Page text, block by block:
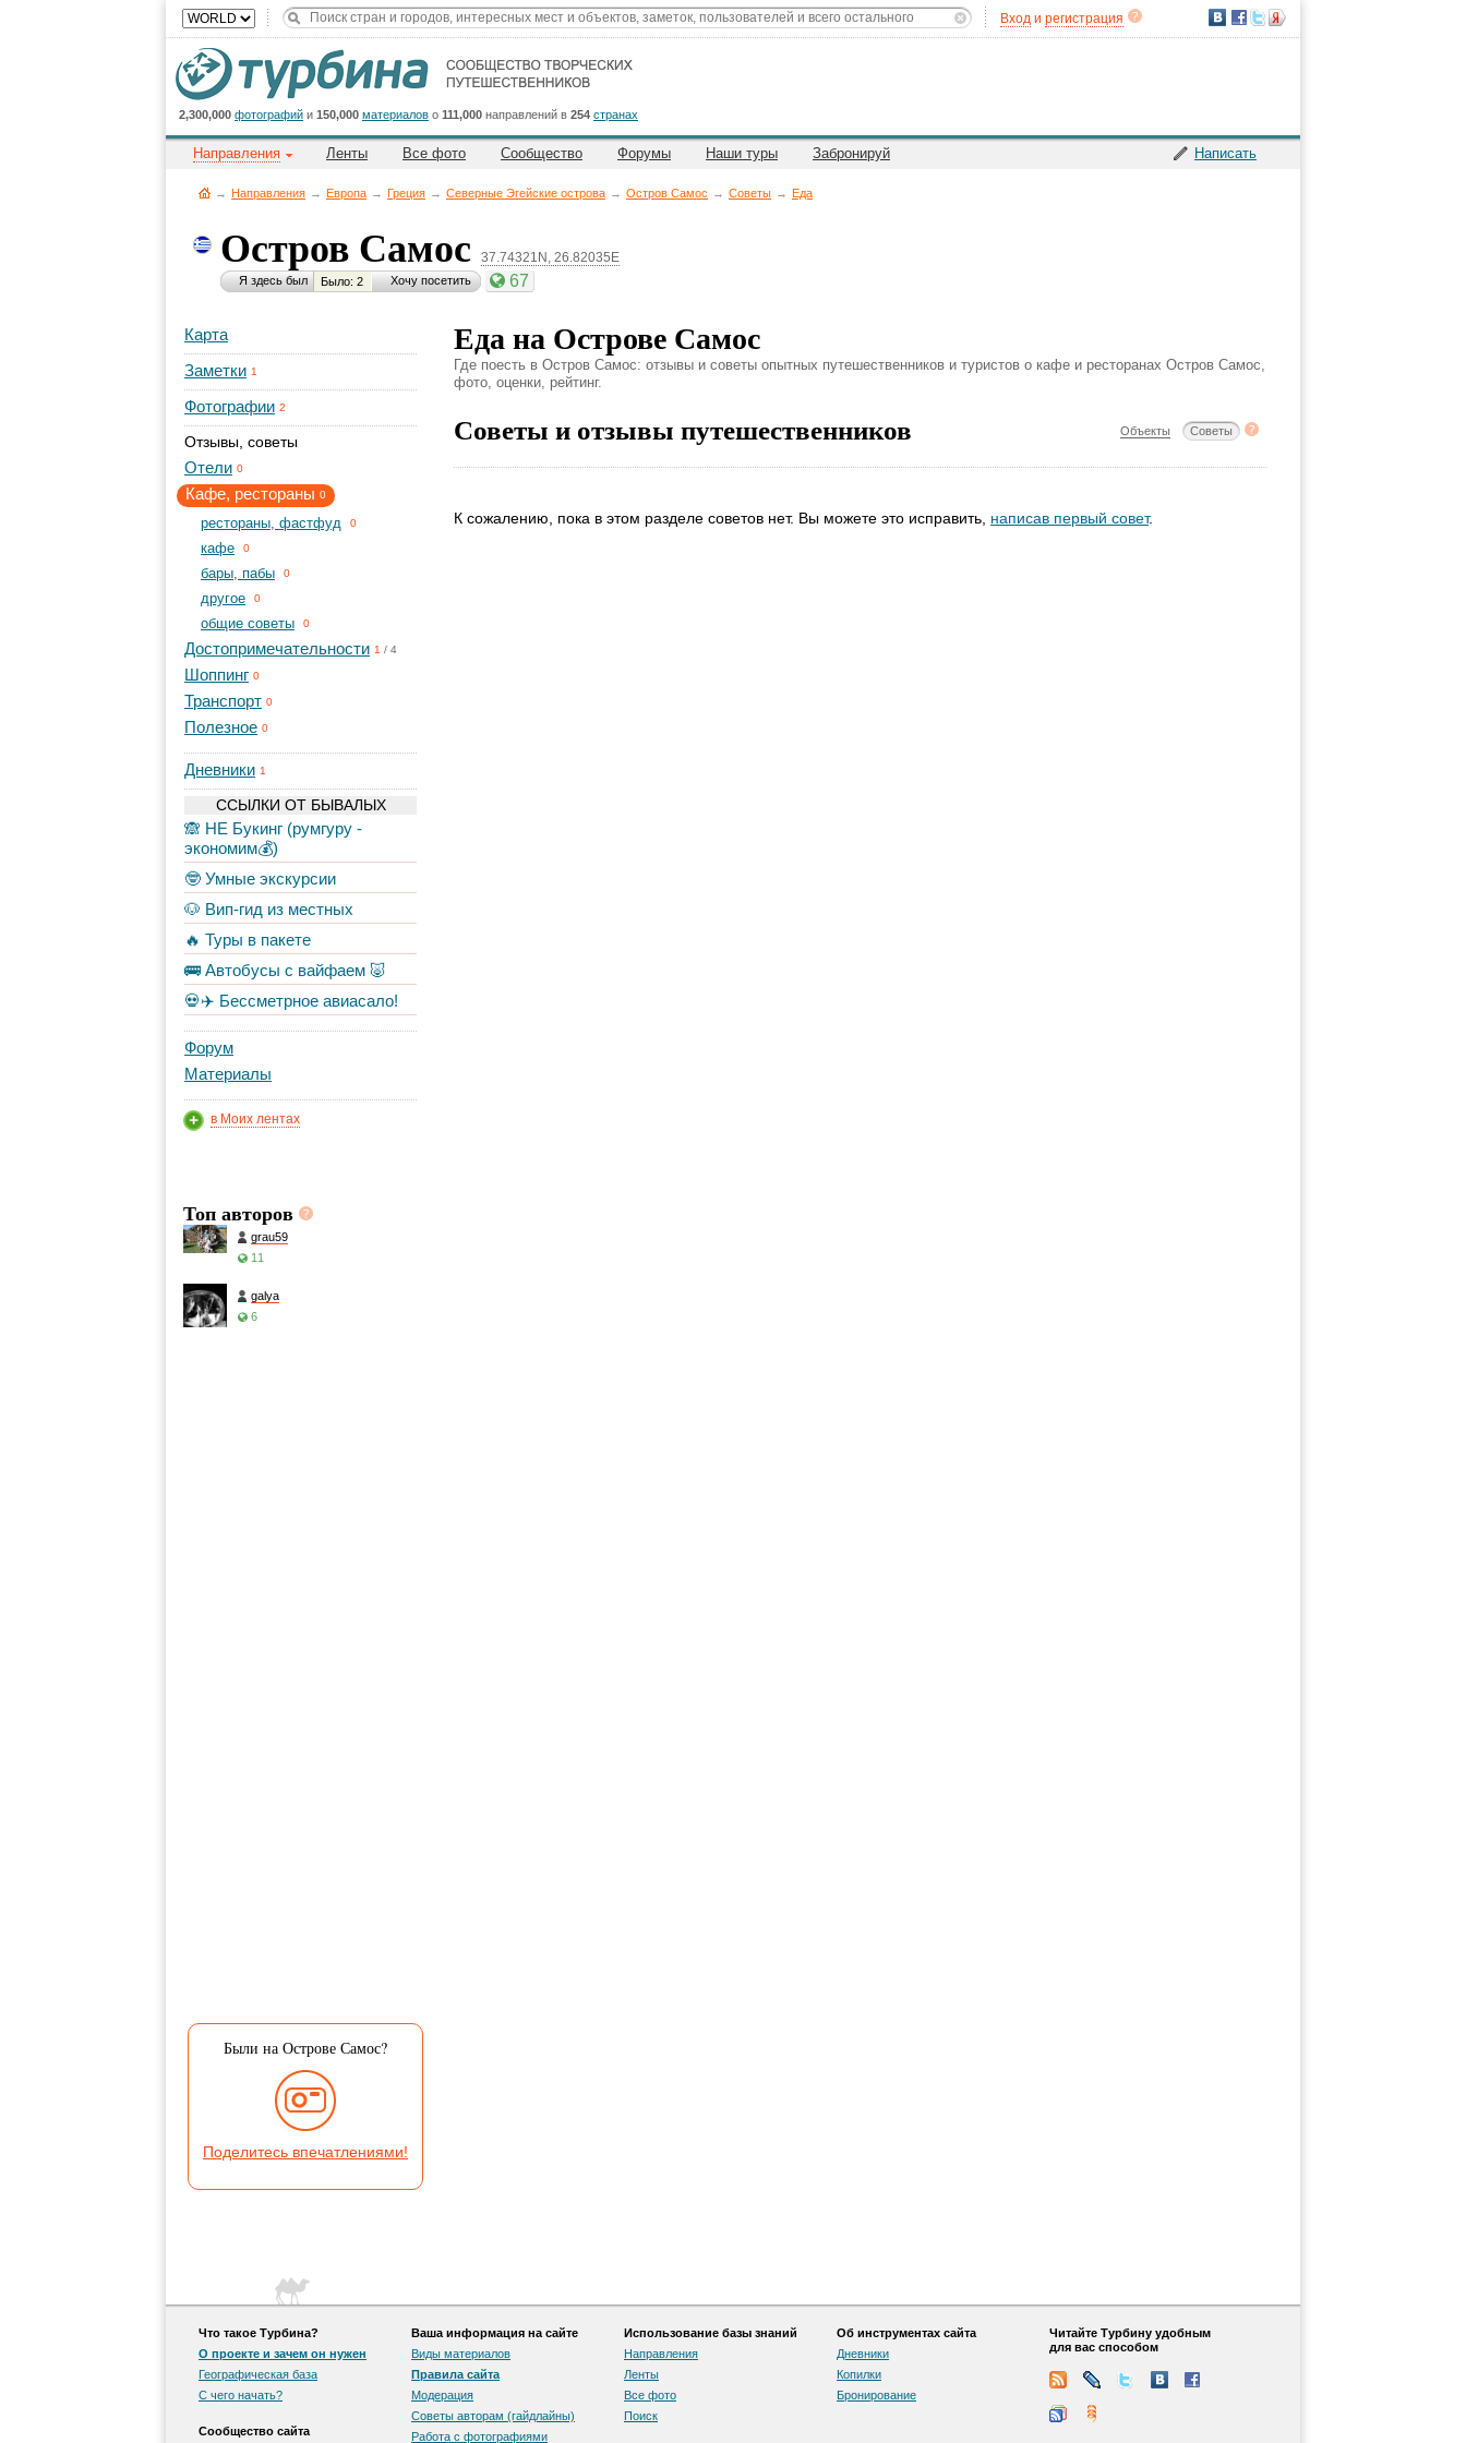
Вход и регистрация
2,300,000 фотографий и 150,000 материалов о 111,000 направлений в 254 странах
Написать
Направления Ленты Все фото Сообщество Форумы Наши туры Забронируй
→ Направления → Европа → Греция → Северные Эгейские острова → Остров Самос → Советы → Еда
Остров Самос 37.74321N, 26.82035E
Я здесь был Было: 2 Хочу посетить 67
Карта
Заметки 1
Фотографии 2
Отзывы, советы
Отели 0
Кафе, рестораны 0
рестораны, фастфуд 0
кафе 0
бары, пабы 0
другое 0
общие советы 0
Достопримечательности 1 / 4
Шоппинг 0
Транспорт 0
Полезное 0
Дневники 1
ССЫЛКИ ОТ БЫВАЛЫХ
🙈 НЕ Букинг (румгуру -
экономим💰)
🤓 Умные экскурсии
🐶 Вип-гид из местных
🔥 Туры в пакете
🚌 Автобусы с вайфаем 🐷
💀✈️ Бессметрное авиасало!
Форум
Материалы
в Моих лентах
Топ авторов
grau59
11
galya
6
Были на Острове Самос?
Поделитесь впечатлениями!
Еда на Острове Самос
Где поесть в Остров Самос: отзывы и советы опытных путешественников и туристов о кафе и ресторанах Остров Самос,
фото, оценки, рейтинг.
Советы и отзывы путешественников Объекты Советы
К сожалению, пока в этом разделе советов нет. Вы можете это исправить, написав первый совет.
Что такое Турбина?
О проекте и зачем он нужен
Географическая база
С чего начать?
Сообщество сайта
Ваша информация на сайте
Виды материалов
Правила сайта
Модерация
Советы авторам (гайдлайны)
Работа с фотографиями
Использование базы знаний
Направления
Ленты
Все фото
Поиск
Об инструментах сайта
Дневники
Копилки
Бронирование
Читайте Турбину удобным
для вас способом